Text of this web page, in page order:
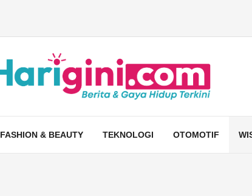
FASHION & BEAUTY TEKNOLOGI OTOMOTIF